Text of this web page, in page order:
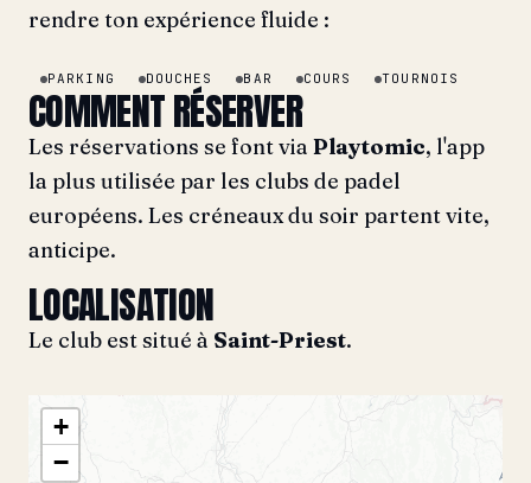
rendre ton expérience fluide :
PARKING DOUCHES BAR COURS TOURNOIS
COMMENT RÉSERVER
Les réservations se font via Playtomic, l'app
la plus utilisée par les clubs de padel
européens. Les créneaux du soir partent vite,
anticipe.
LOCALISATION
Le club est situé à Saint-Priest.
+
−